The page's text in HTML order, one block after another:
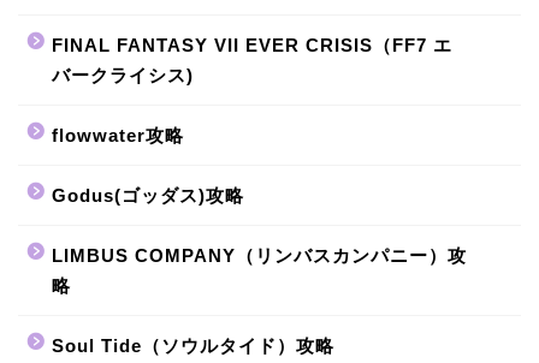
FINAL FANTASY VII EVER CRISIS（FF7 エ
バークライシス)
flowwater攻略
Godus(ゴッダス)攻略
LIMBUS COMPANY（リンバスカンパニー）攻
略
Soul Tide（ソウルタイド）攻略